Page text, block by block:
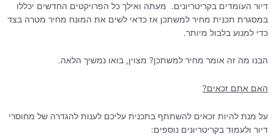
דיור העומדים בקריטריונים. מעתה ואילך כל הפרויקטים החדשים יכללו
במסגרת תכנית מחיר למשתכן אז כדאי לשים את המונח מחיר מטרה בצד
כדי למנוע בלבול מיותר.
הבנו מה זה אומר מחיר למשתכן? מצוין, בואו נמשיך הלאה.
האם אתם זכאים?
על מנת להיות זכאים להשתתף בתכנית עליכם לענות להגדרה של מחוסרי
דיור ולעמוד בקריטריונים נוספים: